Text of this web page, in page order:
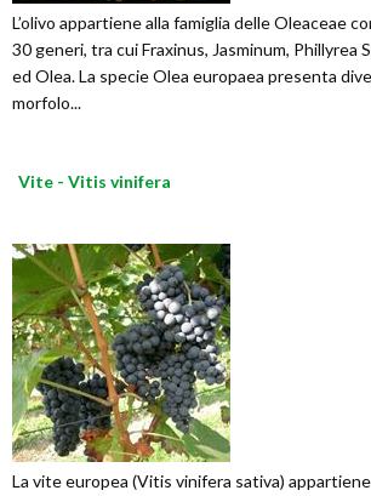
L’olivo appartiene alla famiglia delle Oleaceae
30 generi, tra cui Fraxinus, Jasminum, Phillyrea
ed Olea. La specie Olea europaea presenta
morfolo...
Vite - Vitis vinifera
La vite europea (Vitis vinifera sativa)